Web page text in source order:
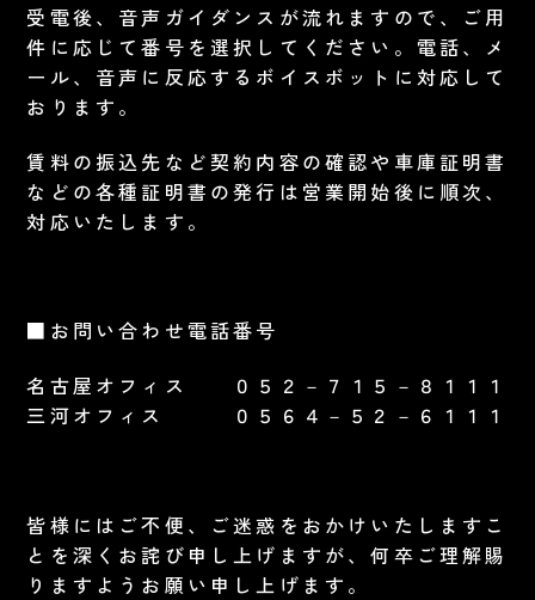
受電後、音声ガイダンスが流れますので、ご用
件に応じて番号を選択してください。電話、メ
ール、音声に反応するボイスボットに対応して
おります。
賃料の振込先など契約内容の確認や車庫証明書
などの各種証明書の発行は営業開始後に順次、
対応いたします。
■お問い合わせ電話番号
名古屋オフィス ０５２－７１５－８１１１
三河オフィス ０５６４－５２－６１１１
皆様にはご不便、ご迷惑をおかけいたしますこ
とを深くお詫び申し上げますが、何卒ご理解賜
りますようお願い申し上げます。